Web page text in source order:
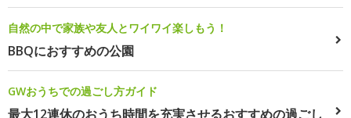
自然の中で家族や友人とワイワイ楽しもう！
BBQにおすすめの公園
GWおうちでの過ごし方ガイド
最大12連休のおうち時間を充実させるおすすめの過ごし